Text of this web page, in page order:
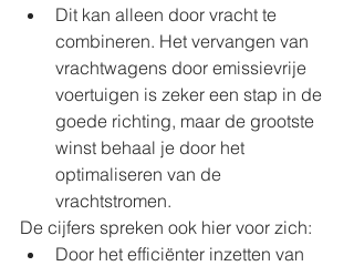
Dit kan alleen door vracht te
combineren. Het vervangen van
vrachtwagens door emissievrije
voertuigen is zeker een stap in de
goede richting, maar de grootste
winst behaal je door het
optimaliseren van de
vrachtstromen.
De cijfers spreken ook hier voor zich:
Door het efficiënter inzetten van